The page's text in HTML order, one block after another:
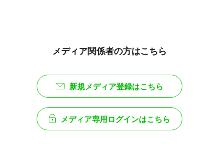
メディア関係者の方はこちら
新規メディア登録はこちら
メディア専用ログインはこちら